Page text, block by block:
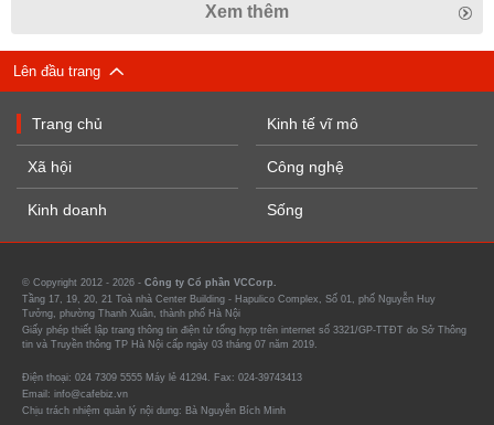
Xem thêm
Lên đầu trang
Trang chủ
Xã hội
Kinh doanh
Kinh tế vĩ mô
Công nghệ
Sống
© Copyright 2012 - 2026 - Công ty Cổ phần VCCorp.
Tầng 17, 19, 20, 21 Toà nhà Center Building - Hapulico Complex, Số 01, phố Nguyễn Huy
Tưởng, phường Thanh Xuân, thành phố Hà Nội
Giấy phép thiết lập trang thông tin điện tử tổng hợp trên internet số 3321/GP-TTĐT do Sở Thông
tin và Truyền thông TP Hà Nội cấp ngày 03 tháng 07 năm 2019.
Điện thoại: 024 7309 5555 Máy lẻ 41294. Fax: 024-39743413
Email: info@cafebiz.vn
Chịu trách nhiệm quản lý nội dung: Bà Nguyễn Bích Minh